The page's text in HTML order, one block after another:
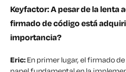
Keyfactor: A pesar de la lenta
firmado de código está
importancia?
Eric: En primer lugar, el firmado